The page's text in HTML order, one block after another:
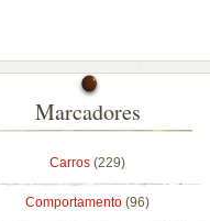
Marcadores
Carros (229)
Comportamento (96)